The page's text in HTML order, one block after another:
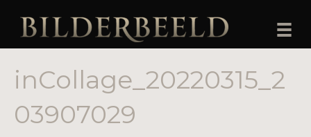
inCollage_20220315_2
03907029